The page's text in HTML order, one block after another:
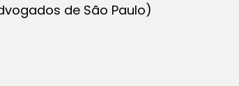
de São Paulo)